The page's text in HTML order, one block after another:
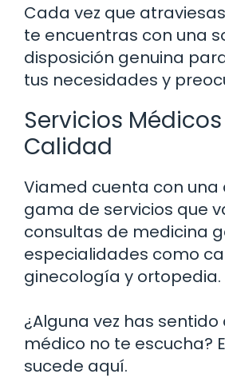
Cada vez que
te encuentras con una
disposición genuina
tus necesidades y
Servicios
Calidad
Viamed cuenta con una
gama de servicios que
consultas de medicina
especialidades como
ginecología y ortopedia.
¿Alguna vez has sentido
médico no te escucha?
sucede aquí.